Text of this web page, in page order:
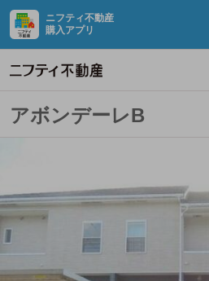
ニフティ不動産
購入アプリ
アボンデーレB